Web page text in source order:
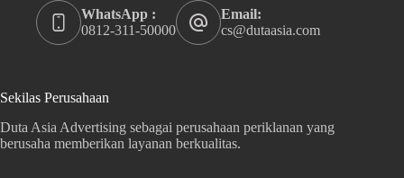
WhatsApp :
0812-311-50000
Email:
cs@dutaasia.com
Sekilas Perusahaan
Duta Asia Advertising sebagai perusahaan periklanan yang
berusaha memberikan layanan berkualitas.